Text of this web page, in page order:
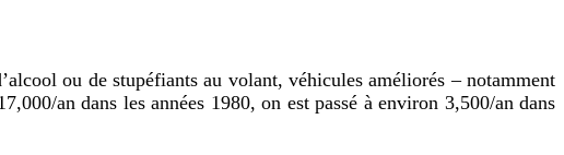
ou de stupéfiants au volant, véhicules améliorés – notamment
an dans les années 1980, on est passé à environ 3,500/an dans